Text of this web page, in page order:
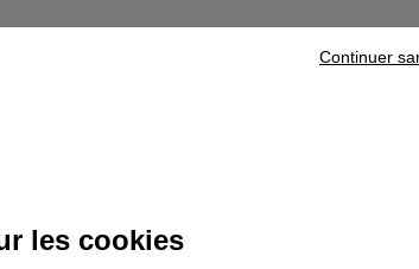
les réglages et l'utilisation du procédé de
les cookies
Continuer